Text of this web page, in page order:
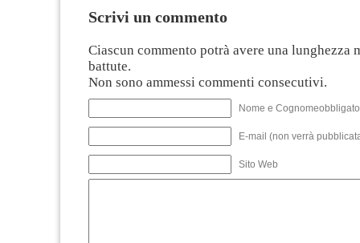
Scrivi un commento
Ciascun commento potrà avere una lunghezza
battute.
Non sono ammessi commenti consecutivi.
Nome e
E-mail (non verrà
Sito Web